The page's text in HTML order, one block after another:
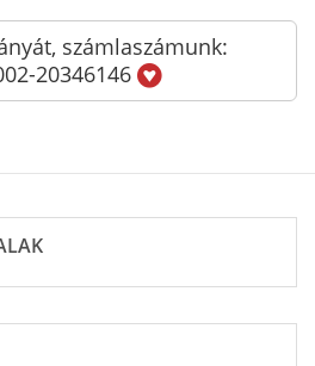
számlaszámunk:
20346146